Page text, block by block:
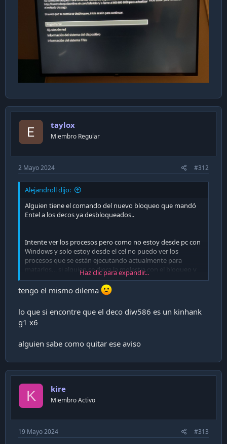
taylox
Miembro Regular
2 Mayo 2024 #312
Alejandroll dijo:
Alguien tiene el comando del nuevo bloqueo que mandó
Entel a los decos ya desbloqueados..
Intente ver los procesos pero como no estoy desde pc con
Windows y solo estoy desde el cel no puedo ver los
procesos que se están ejecutando actualmente para
matarlos… si alguien se diera la molestia con el bloqueo y
ver qué proceso se ejecuta para eliminarlo de raíz se
agradecería.
Haz clic para expandir...
tengo el mismo dilema
lo que si encontre que el deco diw586 es un kinhank
g1 x6
alguien sabe como quitar ese aviso
K kire
Miembro Activo
19 Mayo 2024 #313